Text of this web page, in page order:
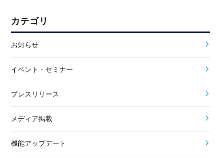
カテゴリ
お知らせ
イベント・セミナー
プレスリリース
メディア掲載
機能アップデート